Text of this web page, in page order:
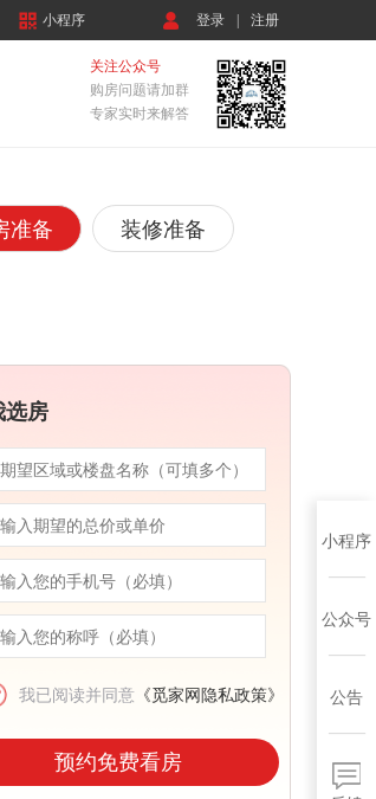
小程序 登录 注册
关注公众号
购房问题请加群
专家实时来解答
准备 装修准备
选房
我已阅读并同意 《觅家网隐私政策》
预约免费看房
小程序
公众号
公告